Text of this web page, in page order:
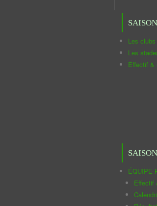
SAISON
Les clubs
Les
Effectif &
SAISON
ÉQUIPE
Effectif